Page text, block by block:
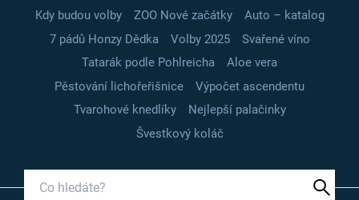
Kdy budou volby
ZOO Nové začátky
Auto – katalog
7 pádů Honzy Dědka
Volby 2025
Svařené víno
Tatarák podle Pohlreicha
Aloe vera
Pěstování lichořeřišnice
Výpočet ascendentu
Tvarohové knedlíky
Nejlepší palačinky
Švestkový koláč